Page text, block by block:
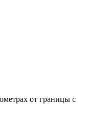
от границы с